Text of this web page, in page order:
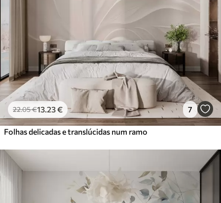
22.05€13 .23€ 7
Folhas delicadas e translúcidas num ramo